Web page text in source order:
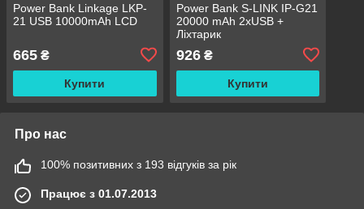
Power Bank Linkage LKP-
21 USB 10000mAh LCD
665 ₴
Купити
Power Bank S-LINK IP-G21
20000 mAh 2xUSB +
Ліхтарик
926₴
Купити
Про нас
100% позитивних з 193 відгуків за рік
Працює з 01.07.2013